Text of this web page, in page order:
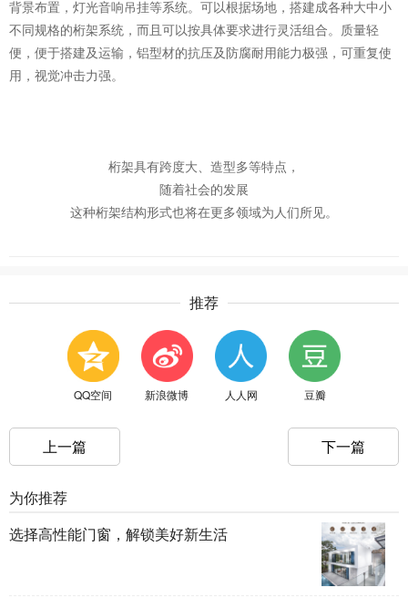
背景布置，灯光音响吊挂等系统。可以根据场地，搭建成各种大中小
不同规格的桁架系统，而且可以按具体要求进行灵活组合。质量轻
便，便于搭建及运输，铝型材的抗压及防腐耐用能力极强，可重复使
用，视觉冲击力强。
桁架具有跨度大、造型多等特点，
随着社会的发展
这种桁架结构形式也将在更多领域为人们所见。
推荐
QQ空间 新浪微博 人人网 豆瓣
上一篇 下一篇
为你推荐
选择高性能门窗，解锁美好新生活